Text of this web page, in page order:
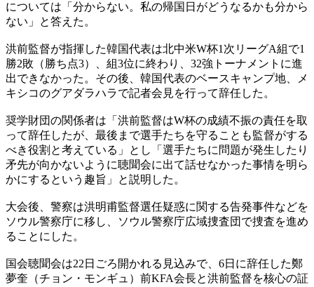
については「分からない。私の帰国日がどうなるかも分から
ない」と答えた。
洪前監督が指揮した韓国代表は北中米W杯1次リーグA組で1
勝2敗（勝ち点3）、組3位に終わり、32強トーナメントに進
出できなかった。その後、韓国代表のベースキャンプ地、メ
キシコのグアダラハラで記者会見を行って辞任した。
奨学財団の関係者は「洪前監督はW杯の成績不振の責任を取
って辞任したが、最後まで選手たちを守ることも監督がする
べき役割と考えている」とし「選手たちに問題が発生したり
矛先が向かないように聴聞会に出て話せなかった事情を明ら
かにするという趣旨」と説明した。
大会後、警察は洪明甫監督選任疑惑に関する告発事件などを
ソウル警察庁に移し、ソウル警察庁広域捜査団で捜査を進め
ることにした。
国会聴聞会は22日ごろ開かれる見込みで、6日に辞任した鄭
夢奎（チョン・モンギュ）前KFA会長と洪前監督を核心の証